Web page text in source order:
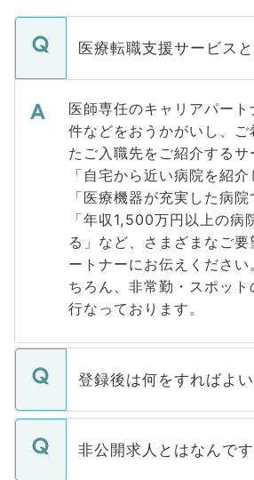
医療転職支援サービスと
医師専任のキャリアパー
件などをおうかがいし、ご
たご入職先をご紹介するサ
「自宅から近い病院を紹介
「医療機器が充実した病院
「年収1,500万円以上の病
る」など、さまざまなご
ートナーにお伝えください
ちろん、非常勤・スポット
行なっております。
登録後は何をすればよ
ご登録いただきましたら
登録内容を確認し、その後
非公開求人とはなんです